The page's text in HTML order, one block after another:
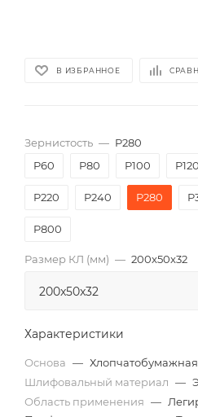
В ИЗБРАННОЕ
Зернистость — P280
P60
P80 P100 P120
P220 P240 P280
P800
Размер КЛ (мм) — 200x50x32
Характеристики
Основа — Хлопчатобумажная
Шлифовальный материал —
Область применения —